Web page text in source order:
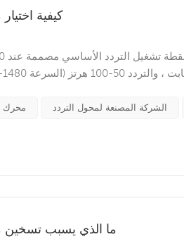
كيفية
معدات القيادة العامة. خصائص عملها هي نفس خصائص...
محرك الشركة المصنعة لمحول التردد
ما الذي يسبب تسخين